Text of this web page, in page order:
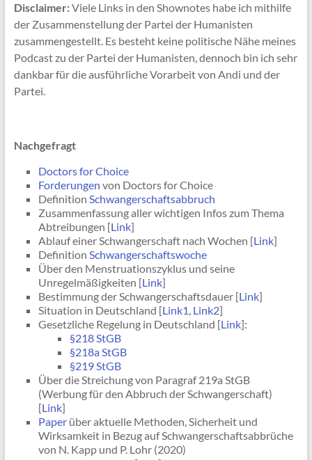
Disclaimer:Viele Links in den Shownotes habe ich mithilfe
der Zusammenstellung der Partei der Humanisten
zusammengestellt. Es besteht keine politische Nähe meines
Podcast zu der Partei der Humanisten, dennoch bin ich sehr
dankbar für die ausführliche Vorarbeit von Andi und der
Partei.
Nachgefragt
Doctors for Choice
Forderungen von Doctors for Choice
Definition Schwangerschaftsabbruch
Zusammenfassung aller wichtigen Infos zum Thema
Abtreibungen [Link]
Ablauf einer Schwangerschaft nach Wochen [Link]
Definition Schwangerschaftswoche
Über den Menstruationszyklus und seine
Unregelmäßigkeiten [Link]
Bestimmung der Schwangerschaftsdauer [Link]
Situation in Deutschland [Link1, Link2]
Gesetzliche Regelung in Deutschland [Link]:
§218 StGB
§218a StGB
§219 StGB
Über die Streichung von Paragraf 219a StGB
(Werbung für den Abbruch der Schwangerschaft)
[Link]
Paperüber aktuelle Methoden, Sicherheit und
Wirksamkeit in Bezug auf Schwangerschaftsabbrüche
von N. Kapp und P. Lohr (2020)